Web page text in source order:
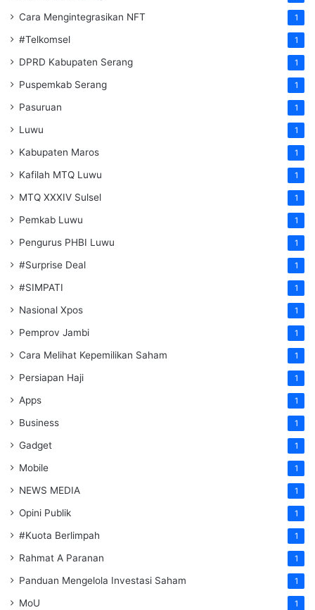
Cara Mengintegrasikan NFT 1
#Telkomsel 1
DPRD Kabupaten Serang 1
Puspemkab Serang 1
Pasuruan 1
Luwu 1
Kabupaten Maros 1
Kafilah MTQ Luwu 1
MTQ XXXIV Sulsel 1
Pemkab Luwu 1
Pengurus PHBI Luwu 1
#Surprise Deal 1
#SIMPATI 1
Nasional Xpos 1
Pemprov Jambi 1
Cara Melihat Kepemilikan Saham 1
Persiapan Haji 1
Apps 1
Business 1
Gadget 1
Mobile 1
NEWS MEDIA 1
Opini Publik 1
#Kuota Berlimpah 1
Rahmat A Paranan 1
Panduan Mengelola Investasi Saham 1
MoU 1